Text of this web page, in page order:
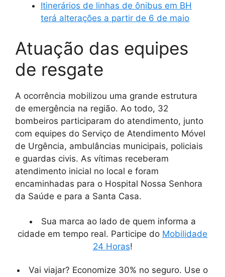
Itinerários de linhas de ônibus em BH
terá alterações a partir de 6 de maio
Atuação das equipes
de resgate
A ocorrência mobilizou uma grande estrutura
de emergência na região. Ao todo, 32
bombeiros participaram do atendimento, junto
com equipes do Serviço de Atendimento Móvel
de Urgência, ambulâncias municipais, policiais
e guardas civis. As vítimas receberam
atendimento inicial no local e foram
encaminhadas para o Hospital Nossa Senhora
da Saúde e para a Santa Casa.
Sua marca ao lado de quem informa a
cidade em tempo real. Participe do Mobilidade
24 Horas!
Vai viajar? Economize 30% no seguro. Use o